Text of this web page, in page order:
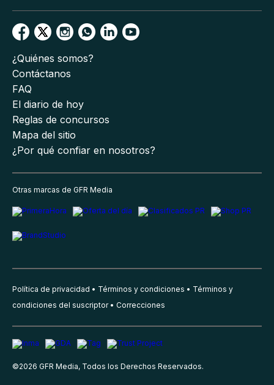
¿Quiénes somos?
Contáctanos
FAQ
El diario de hoy
Reglas de concursos
Mapa del sitio
¿Por qué confiar en nosotros?
Otras marcas de GFR Media
Política de privacidad Términos y condiciones
Términos y
condiciones del suscriptor
Correcciones
©2026 GFR Media, Todos los Derechos Reservados.